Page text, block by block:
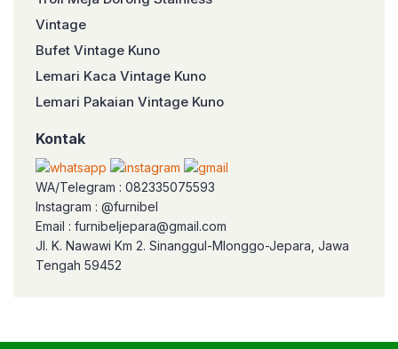
Vintage
Bufet Vintage Kuno
Lemari Kaca Vintage Kuno
Lemari Pakaian Vintage Kuno
Kontak
WA/Telegram : 082335075593
Instagram : @furnibel
Email : furnibeljepara@gmail.com
Jl. K. Nawawi Km 2. Sinanggul-Mlonggo-Jepara, Jawa
Tengah 59452